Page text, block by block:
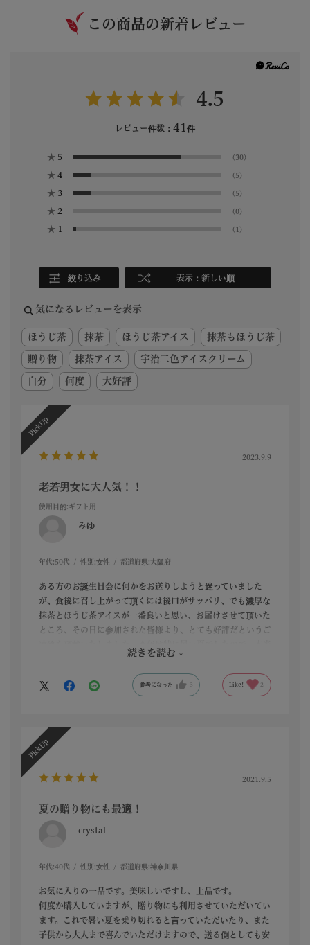
この商品の新着レビュー
4.5
レビュー件数： 41 件
★ 5 (30)
★ 4 (5)
★ 3 (5)
★ 2 (0)
★ 1 (1)
絞り込み 表示：新しい順
気になるレビューを表示
ほうじ茶 抹茶 ほうじ茶アイス 抹茶もほうじ茶
贈り物 抹茶アイス 宇治二色アイスクリーム
自分 何度 大好評
2023.9.9
老若男女に大人気！！
使用目的:ギフト用
みゆ
年代: 50代 性別:女性 都道府県: 大阪府
ある方のお誕生日会に何かをお送りしようと迷っていました
が、食後に召し上がって頂くには後口がサッパリ、でも濃厚な
抹茶とほうじ茶アイスが一番良いと思い、お届けさせて頂いた
ところ、その日に参加された皆様より、とても好評だというご
に喜ばれていましたし、贈らせて頂いた私も嬉しかったです
続きを読む
参考になった 3 Like! 2
2021.9.5
夏の贈り物にも最適！
crystal
年代:40代 性別:女性 都道府県:神奈川県
お気に入りの一品です。美味しいですし、上品です。
何度か購入していますが、贈り物にも利用させていただいてい
ます。これで暑い夏を乗り切れると言っていただいたり、また
子供から大人まで喜んでいただけますので、送る側としても安